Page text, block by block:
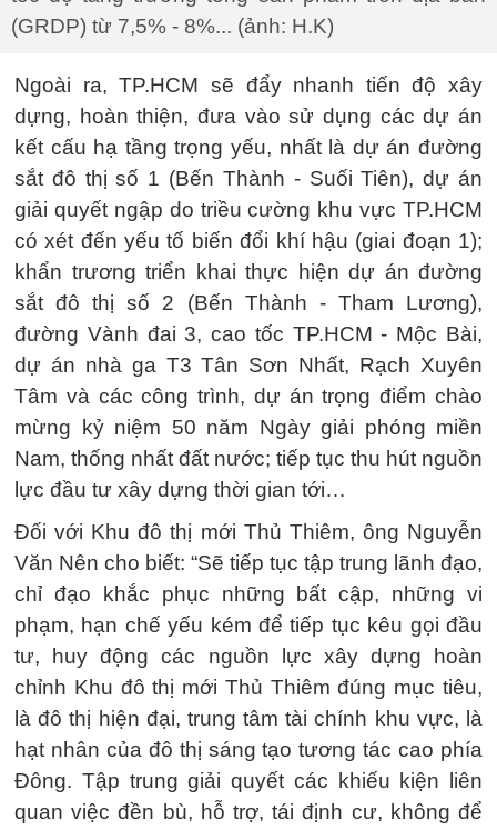
(GRDP) từ 7,5% - 8%... (ảnh: H.K)
Ngoài ra, TP.HCM sẽ đẩy nhanh tiến độ xây
dựng, hoàn thiện, đưa vào sử dụng các dự án
kết cấu hạ tầng trọng yếu, nhất là dự án đường
sắt đô thị số 1 (Bến Thành - Suối Tiên), dự án
giải quyết ngập do triều cường khu vực TP.HCM
có xét đến yếu tố biến đổi khí hậu (giai đoạn 1);
khẩn trương triển khai thực hiện dự án đường
sắt đô thị số 2 (Bến Thành - Tham Lương),
đường Vành đai 3, cao tốc TP.HCM - Mộc Bài,
dự án nhà ga T3 Tân Sơn Nhất, Rạch Xuyên
Tâm và các công trình, dự án trọng điểm chào
mừng kỷ niệm 50 năm Ngày giải phóng miền
Nam, thống nhất đất nước; tiếp tục thu hút nguồn
lực đầu tư xây dựng thời gian tới…
Đối với Khu đô thị mới Thủ Thiêm, ông Nguyễn
Văn Nên cho biết: “Sẽ tiếp tục tập trung lãnh đạo,
chỉ đạo khắc phục những bất cập, những vi
phạm, hạn chế yếu kém để tiếp tục kêu gọi đầu
tư, huy động các nguồn lực xây dựng hoàn
chỉnh Khu đô thị mới Thủ Thiêm đúng mục tiêu,
là đô thị hiện đại, trung tâm tài chính khu vực, là
hạt nhân của đô thị sáng tạo tương tác cao phía
Đông. Tập trung giải quyết các khiếu kiện liên
quan việc đền bù, hỗ trợ, tái định cư, không để